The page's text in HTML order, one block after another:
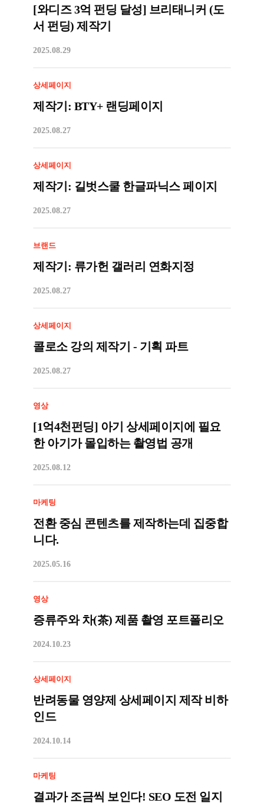
[와디즈 3억 펀딩 달성] 브리태니커 (도
서 펀딩) 제작기
2025.08.29
상세페이지
제작기: BTY+ 랜딩페이지
2025.08.27
상세페이지
제작기: 길벗스쿨 한글파닉스 페이지
2025.08.27
브랜드
제작기: 류가헌 갤러리 연화지정
2025.08.27
상세페이지
콜로소 강의 제작기 - 기획 파트
2025.08.27
영상
[1억4천펀딩] 아기 상세페이지에 필요
한 아기가 몰입하는 촬영법 공개
2025.08.12
마케팅
전환 중심 콘텐츠를 제작하는데 집중합
니다.
2025.05.16
영상
증류주와 차(茶) 제품 촬영 포트폴리오
2024.10.23
상세페이지
반려동물 영양제 상세페이지 제작 비하
인드
2024.10.14
마케팅
결과가 조금씩 보인다! SEO 도전 일지